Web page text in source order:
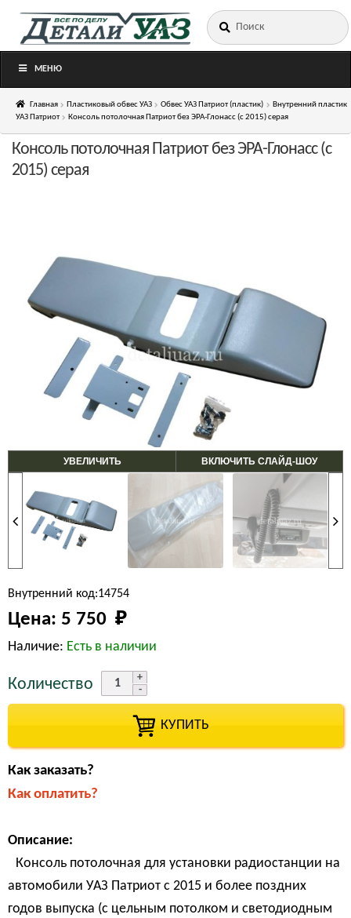
Перейти
Перейти
Искать:
МЕНЮ
Главная Пластиковый обвес УАЗ Обвес УАЗ Патриот (пластик)
Внутренний пластик
УАЗ Патриот
Консоль потолочная Патриот без ЭРА-Глонасс (c 2015) серая
УВЕЛИЧИТЬ ВКЛЮЧИТЬ СЛАЙД-ШОУ
Консоль потолочная Патриот без ЭРА-Глонасс (c
2015) серая
Внутренний код:14754
Цена: 5 750 ₽
Наличие: Есть в наличии
Количество
КУПИТЬ
Как заказать?
Как оплатить?
Описание:
Консоль потолочная для установки радиостанции на
автомобили УАЗ Патриот с 2015 и более поздних
годов выпуска (с цельным потолком и светодиодным